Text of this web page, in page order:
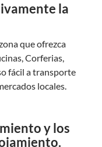
la
que ofrezca
Corferias,
fácil a transporte
locales.
y los